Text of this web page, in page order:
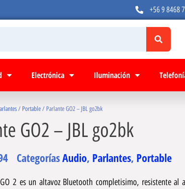
+56 9 8468
Electrónica Iluminación
/ Portable / Parlante GO2 – JBL go2bk
GO2 – JBL go2bk
CategoríasAudio, Parlantes, Portable
GO 2 es un altavoz Bluetooth completisimo, resistente al